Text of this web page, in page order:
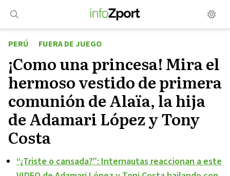
contenido
PERÚ
FUERA DE JUEGO
¡Como una princesa! Mira el
hermoso vestido de primera
comunión de Alaïa, la hija
de Adamari López y Tony
Costa
“¿Triste o cansada?”: Internautas reaccionan a este